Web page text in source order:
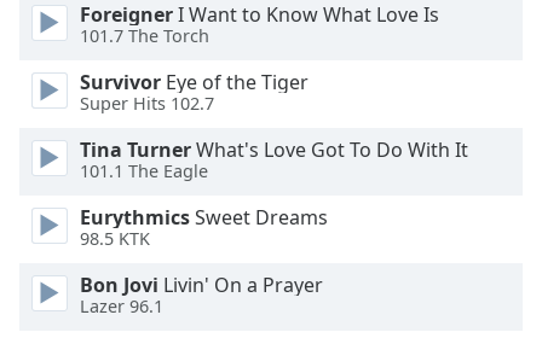
dialog
window.
Escape
cancel
and
Text
ForeignerI Want to Know What Love Is
101.7 The Torch
Survivor Eye of the Tiger
Super Hits 102.7
Tina TurnerWhat's Love Got To Do With It
101.1 The Eagle
EurythmicsSweet Dreams
98.5 KTK
Bon Jovi Livin' On a Prayer
Lazer 96.1